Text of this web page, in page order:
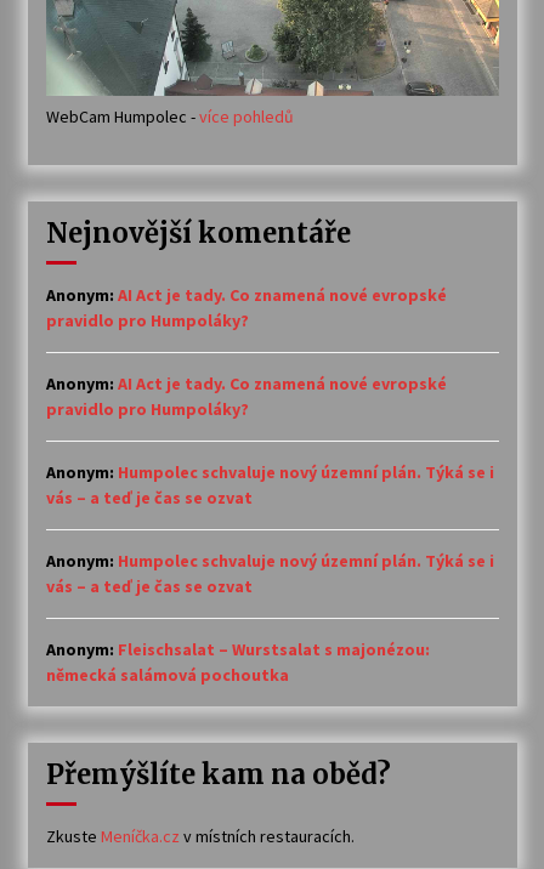
WebCam Humpolec -více pohledů
Nejnovější komentáře
Anonym: AI Act je tady. Co znamená nové evropské
pravidlo pro Humpoláky?
Anonym: AI Act je tady. Co znamená nové evropské
pravidlo pro Humpoláky?
Anonym: Humpolec schvaluje nový územní plán. Týká se i
vás – a teď je čas se ozvat
Anonym: Humpolec schvaluje nový územní plán. Týká se i
vás – a teď je čas se ozvat
Anonym: Fleischsalat – Wurstsalat s majonézou:
německá salámová pochoutka
Přemýšlíte kam na oběd?
Zkuste Meníčka.cz v místních restauracích.